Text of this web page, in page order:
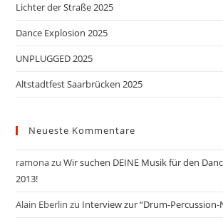
Lichter der Straße 2025
Dance Explosion 2025
UNPLUGGED 2025
Altstadtfest Saarbrücken 2025
Neueste Kommentare
ramonazuWir suchen DEINE Musik für den
2013!
Alain Eberlin zu Interview zur “Drum-Percussion-